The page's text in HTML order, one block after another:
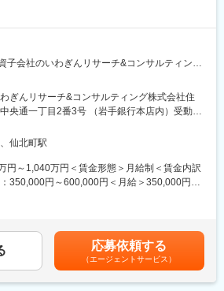
拠点を有する第一地方銀行です。
：
修システムを採用しています。行内研修とし
内資格認定研修などを実施するとともに、行
派遣しています。また、自己啓発支援施策と
得を目指す行員に対し、専門学校等へのスク
これらの研修会、研修派遣には公募制も採用
溢れる行員のキャリアアップを支援していま
信用」の担い手である「人」であり、「人」
、地域社会の発展につながっていくと考えて
たいという熱い「想い」を「形」にできるフ
あります。岩手の未来を切り拓いていくとい
歓迎します。
子会社のいわぎんリサーチ&コンサルティング
、M&A／事業承継案件の発掘～提案、マッチ
約までのプロセス管理
易バリュエーション、DD・契約締結に向けた
との調整
・成長戦略をM&Aで支援し、地域課題の解決
ぎんリサーチ&コンサルティング株式会社住
央通一丁目2番3号 （岩手銀行本店内）受動喫
煙変更の範囲：会社の定める事業所（リモー
仙北町駅
円～1,040万円＜賃金形態＞月給制＜賃金内訳
350,000円～600,000円＜月給＞350,000円～
であり、選考を通じて上下する可能性があり
固定手当を含めた表記です。
応募依頼する
（エージェントサービス）